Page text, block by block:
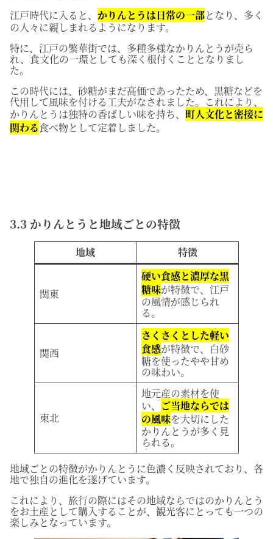
江戸時代に入ると、 かりんとうは日常の一部となり、多く
の人々に親しまれるようになります。
特に、江戸の繁華街では、多種多様なかりんとうが売ら
れ、食文化の一環としても深く根付くこととなりまし
た。
この時代には、砂糖がまだ高価であったため、黒糖などを
代用して風味を付ける工夫がなされました。これにより、
かりんとうは独特の香ばしい味を持ち、 町人文化と密接に
関わる食べ物として定着しました。
3.3 かりんとうと地域ごとの特徴
地域 特徴
関東
硬い食感と濃厚な黒
糖味が特徴で、江戸
の風情が感じられ
る。
関西
さくさくとした軽い
食感が特徴で、白砂
糖を使ったやや甘め
の味わい。
東北
地元産の素材を使
い、 ご当地ならでは
の風味を大切にした
かりんとうが多く見
られる。
地域ごとの特徴がかりんとうに色濃く反映されており、各
地で独自の進化を遂げています。
これにより、旅行の際にはその地域ならではのかりんとう
をお土産として購入することが、観光客にとっても一つの
楽しみとなっています。